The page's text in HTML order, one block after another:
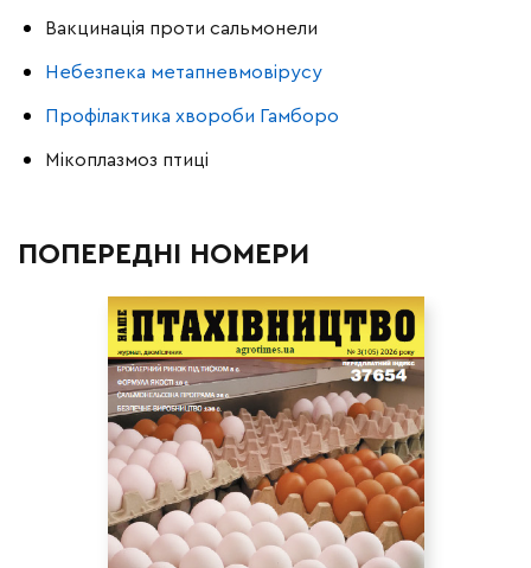
Вакцинація проти сальмонели
Небезпека метапневмовірусу
Профілактика хвороби Гамборо
Мікоплазмоз птиці
ПОПЕРЕДНІ НОМЕРИ